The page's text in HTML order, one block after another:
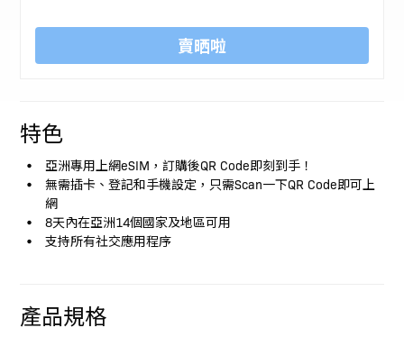
賣晒啦
特色
亞洲專用上網eSIM，訂購後QR Code即刻到手！
無需插卡、登記和手機設定，只需Scan一下QR Code即可上
網
8天內在亞洲14個國家及地區可用
支持所有社交應用程序
產品規格